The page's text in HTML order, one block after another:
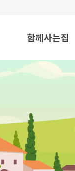
함께사는집
운영이념 및 목표
시설현황
프로그램
입소상담안내